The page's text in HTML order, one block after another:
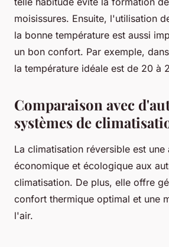
moisissures. Ensuite, l'utilisation
la bonne température est aussi
un bon confort. Par exemple,
la température idéale est de 20 à
Comparaison avec
systèmes de
La climatisation réversible est une
économique et écologique aux
climatisation. De plus, elle offre
confort thermique optimal et une
l'air.